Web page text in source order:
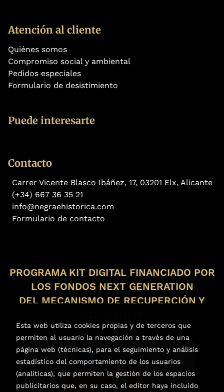
Atención al cliente
Quiénes somos
Compromiso social y ambiental
Pedidos especiales
Formulario de desistimiento
Puede interesarte
Contacto
Carrer Vicente Blasco Ibáñez, 17, 03201 Elx, Alicante
(+34) 667 36 35 21
info@negraehistorica.com
Formulario de contacto
PROGRAMA KIT DIGITAL FINANCIADO POR
LOS FONDOS NEXT GENERATION
DEL MECANISMO DE RECUPERCIÓN Y
Esta web utiliza cookies propias y de terceros que
permiten al usuario la navegación a través de una
página web (técnicas), para el seguimiento y análisis
estadístico del comportamiento de los usuarios
(analíticas), que permiten la gestión de los espacios
publicitarios que, en su caso, el editor haya incluido